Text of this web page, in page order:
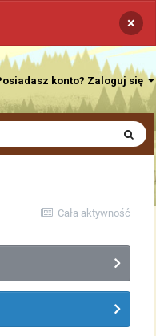
×
konto? Zaloguj się
Cała aktywność